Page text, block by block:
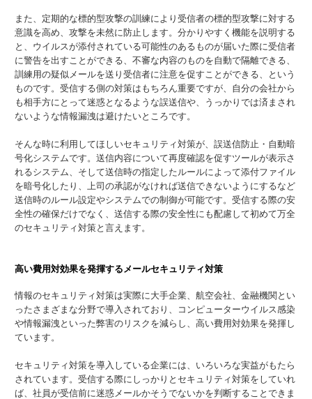
また、定期的な標的型攻撃の訓練により受信者の標的型攻撃に対する
意識を高め、攻撃を未然に防止します。分かりやすく機能を説明する
と、ウイルスが添付されている可能性のあるものが届いた際に受信者
に警告を出すことができる、不審な内容のものを自動で隔離できる、
訓練用の疑似メールを送り受信者に注意を促すことができる、という
ものです。受信する側の対策はもちろん重要ですが、自分の会社から
も相手方にとって迷惑となるような誤送信や、うっかりでは済まされ
ないような情報漏洩は避けたいところです。
そんな時に利用してほしいセキュリティ対策が、誤送信防止・自動暗
号化システムです。送信内容について再度確認を促すツールが表示さ
れるシステム、そして送信時の指定したルールによって添付ファイル
を暗号化したり、上司の承認がなければ送信できないようにするなど
送信時のルール設定やシステムでの制御が可能です。受信する際の安
全性の確保だけでなく、送信する際の安全性にも配慮して初めて万全
のセキュリティ対策と言えます。
高い費用対効果を発揮するメールセキュリティ対策
情報のセキュリティ対策は実際に大手企業、航空会社、金融機関とい
ったさまざまな分野で導入されており、コンピューターウイルス感染
や情報漏洩といった弊害のリスクを減らし、高い費用対効果を発揮し
ています。
セキュリティ対策を導入している企業には、いろいろな実益がもたら
されています。受信する際にしっかりとセキュリティ対策をしていれ
ば、社員が受信前に迷惑メールかそうでないかを判断することできま